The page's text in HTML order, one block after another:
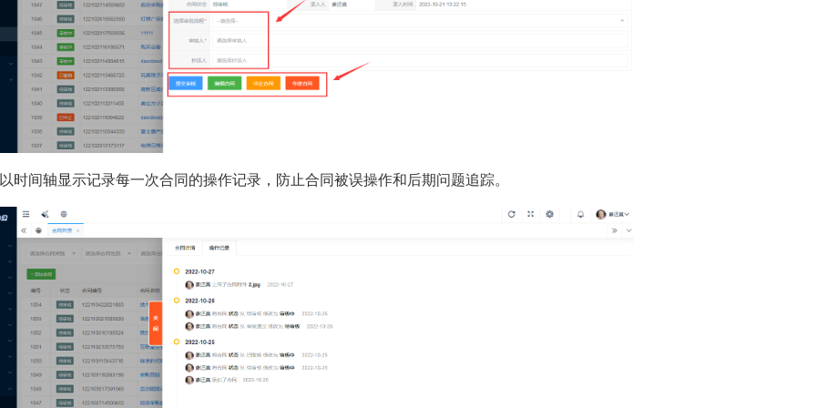
时间轴显示记录每一次合同的操作记录，防止合同被误操作和后期问题追踪。